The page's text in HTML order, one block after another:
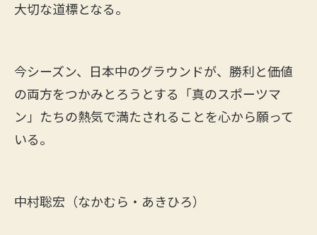
大切な道標となる。
今シーズン、日本中のグラウンドが、勝利と価値
の両方をつかみとろうとする「真のスポーツマ
ン」たちの熱気で満たされることを心から願って
いる。
中村聡宏（なかむら・あきひろ）